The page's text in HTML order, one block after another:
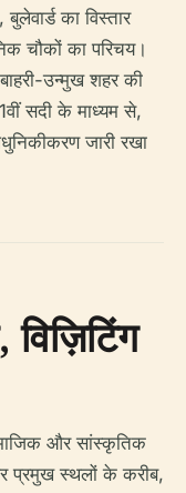
का विस्तार
चौकों का परिचय।
उन्मुख शहर की
सदी के माध्यम से,
जारी रखा
और सांस्कृतिक
प्रमुख स्थलों के करीब,